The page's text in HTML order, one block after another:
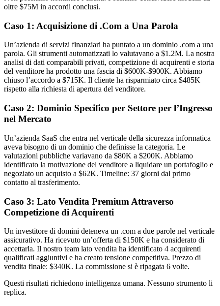
oltre $75M in accordi conclusi.
Caso 1: Acquisizione di .Com a Una Parola
Un’azienda di servizi finanziari ha puntato a un dominio .com a una
parola. Gli strumenti automatizzati lo valutavano a $1.2M. La nostra
analisi di dati comparabili privati, competizione di acquirenti e storia
del venditore ha prodotto una fascia di $600K-$900K. Abbiamo
chiuso l’accordo a $715K. Il cliente ha risparmiato circa $485K
rispetto alla richiesta di apertura del venditore.
Caso 2: Dominio Specifico per Settore per l’Ingresso
nel Mercato
Un’azienda SaaS che entra nel verticale della sicurezza informatica
aveva bisogno di un dominio che definisse la categoria. Le
valutazioni pubbliche variavano da $80K a $200K. Abbiamo
identificato la motivazione del venditore a liquidare un portafoglio e
negoziato un acquisto a $62K. Timeline: 37 giorni dal primo
contatto al trasferimento.
Caso 3: Lato Vendita Premium Attraverso
Competizione di Acquirenti
Un investitore di domini deteneva un .com a due parole nel verticale
assicurativo. Ha ricevuto un’offerta di $150K e ha considerato di
accettarla. Il nostro team lato vendita ha identificato 4 acquirenti
qualificati aggiuntivi e ha creato tensione competitiva. Prezzo di
vendita finale: $340K. La commissione si è ripagata 6 volte.
Questi risultati richiedono intelligenza umana. Nessuno strumento li
replica.